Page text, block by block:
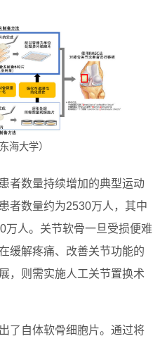
海大学）
者数量持续增加的典型运动
者数量约为2530万人，其中
万人。关节软骨一旦受损便难
缓解疼痛、改善关节功能的
，则需实施人工关节置换术
了自体软骨细胞片。通过将